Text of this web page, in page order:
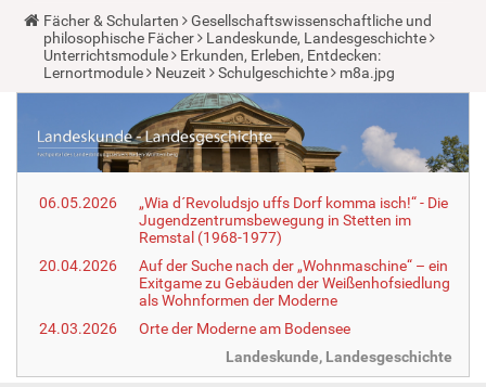
Y
o
u
a
r
e
r
e
Fächer & Schularten
Gesellschaftswissenschaftliche und
philosophische Fächer
Landeskunde, Landesgeschichte
Unterrichtsmodule
Erkunden, Erleben, Entdecken:
Lernortmodule
Neuzeit Schulgeschichte m8a.jpg
06.05.2026
„Wia d´Revoludsjo uffs Dorf komma isch!“ - Die
Jugendzentrumsbewegung in Stetten im
Remstal (1968-1977)
20.04.2026
Auf der Suche nach der „Wohnmaschine“ – ein
Exitgame zu Gebäuden der Weißenhofsiedlung
als Wohnformen der Moderne
24.03.2026
Orte der Moderne am Bodensee
Landeskunde, Landesgeschichte